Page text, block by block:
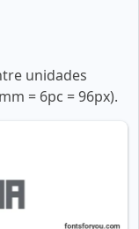
unidades
= 6pc = 96px).